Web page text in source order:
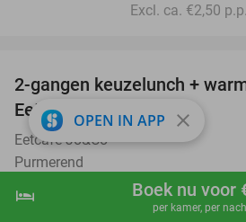
shopping_cart Boek nu
hotel Boek nu voor
per kamer, per
Excl. ca. €2,50
2-gangen keuzelunch +
Eetcafé Jo&Co
Eetcafé Jo&Co
Purmerend
Verkocht: 849
OPEN IN APP close